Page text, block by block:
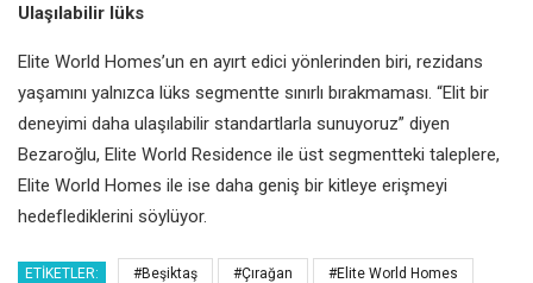
Ulaşılabilir lüks
Elite World Homes’un en ayırt edici yönlerinden biri, rezidans
yaşamını yalnızca lüks segmentte sınırlı bırakmaması. “Elit bir
deneyimi daha ulaşılabilir standartlarla sunuyoruz” diyen
Bezaroğlu, Elite World Residence ile üst segmentteki taleplere,
Elite World Homes ile ise daha geniş bir kitleye erişmeyi
hedeflediklerini söylüyor.
ETIKETLER: #Beşiktaş #Çırağan #Elite World Homes